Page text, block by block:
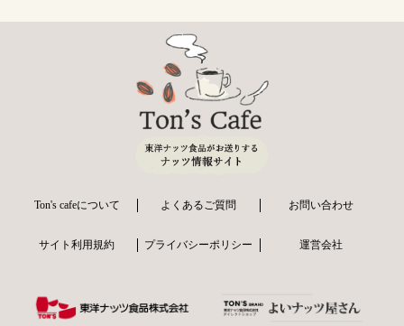
Ton's cafeについて よくあるご質問 お問い合わせ
サイト利用規約 プライバシーポリシー 運営会社